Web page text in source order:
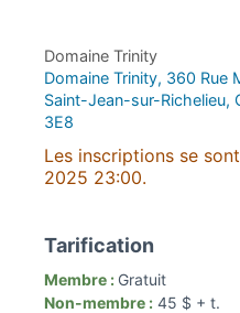
Domaine Trinity
Domaine Trinity, 360 Rue
Saint-Jean-sur-Richelieu,
3E8
Les inscriptions se
2025 23:00.
Tarification
Membre : Gratuit
Non-membre : 45 $ + t.